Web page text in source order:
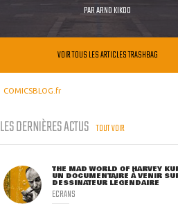
PARARNO KIKOO
VOIR TOUS LES ARTICLES TRASHBAG
COMICSBLOG.fr
LES DERNIÈRES ACTUS TOUT VOIR
THE MAD WORLD OF HARVEY
UN DOCUMENTAIRE À VENIR
DESSINATEUR LÉGENDAIRE
ECRANS